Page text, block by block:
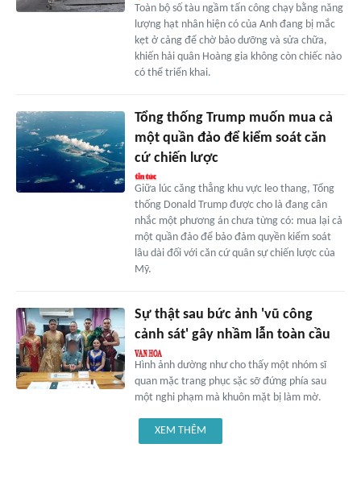
Toàn bộ số tàu ngầm tấn công chạy bằng năng
lượng hạt nhân hiện có của Anh đang bị mắc
kẹt ở cảng để chờ bảo dưỡng và sửa chữa,
khiến hải quân Hoàng gia không còn chiếc nào
có thể triển khai.
Tổng thống Trump muốn mua cả
một quần đảo để kiểm soát căn
cứ chiến lược
Giữa lúc căng thẳng khu vực leo thang, Tổng
thống Donald Trump được cho là đang cân
nhắc một phương án chưa từng có: mua lại cả
một quần đảo để bảo đảm quyền kiểm soát
lâu dài đối với căn cứ quân sự chiến lược của
Mỹ.
Sự thật sau bức ảnh 'vũ công
cảnh sát' gây nhầm lẫn toàn cầu
Hình ảnh dường như cho thấy một nhóm sĩ
quan mặc trang phục sặc sỡ đứng phía sau
một nghi phạm mà khuôn mặt bị làm mờ.
XEM THÊM